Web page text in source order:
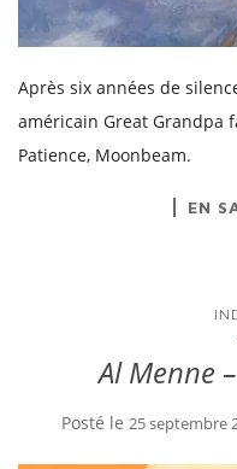
Après six années de
américain Great Grandpa
Patience, Moonbeam.
EN
Al Menne
Posté le 25 septembre